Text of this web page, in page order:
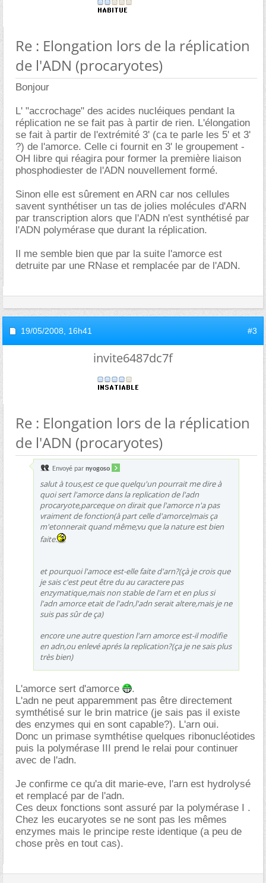
Re : Elongation lors de la réplication
de l'ADN (procaryotes)
Bonjour
L' "accrochage" des acides nucléiques pendant la
réplication ne se fait pas à partir de rien. L'élongation
se fait à partir de l'extrémité 3' (ca te parle les 5' et 3'
?) de l'amorce. Celle ci fournit en 3' le groupement -
OH libre qui réagira pour former la première liaison
phosphodiester de l'ADN nouvellement formé.
Sinon elle est sûrement en ARN car nos cellules
savent synthétiser un tas de jolies molécules d'ARN
par transcription alors que l'ADN n'est synthétisé par
l'ADN polymérase que durant la réplication.
Il me semble bien que par la suite l'amorce est
detruite par une RNase et remplacée par de l'ADN.
19/05/2008, 16h41 #3
invite6487dc7f
Re : Elongation lors de la réplication
de l'ADN (procaryotes)
Envoyé par nyogoso
salut à tous,est ce que quelqu'un pourrait me dire à
quoi sert l'amorce dans la replication de l'adn
procaryote,parceque on dirait que l'amorce n'a pas
vraiment de fonction(à part celle d'amorce)mais ça
m'etonnerait quand même;vu que la nature est bien
faite.
et pourquoi l'amoce est-elle faite d'arn?(çà je crois que
je sais c'est peut être du au caractere pas
enzymatique,mais non stable de l'arn et en plus si
l'adn amorce etait de l'adn,l'adn serait altere,mais je ne
suis pas sûr de ça)
encore une autre question l'arn amorce est-il modifie
en adn,ou enlevé aprés la replication?(ça je ne sais plus
très bien)
L'amorce sert d'amorce
.
L'adn ne peut apparemment pas être directement
symthétisé sur le brin matrice (je sais pas il existe
des enzymes qui en sont capable?). L'arn oui.
Donc un primase symthétise quelques ribonucléotides
puis la polymérase III prend le relai pour continuer
avec de l'adn.
Je confirme ce qu'a dit marie-eve, l'arn est hydrolysé
et remplacé par de l'adn.
Ces deux fonctions sont assuré par la polymérase I .
Chez les eucaryotes se ne sont pas les mêmes
enzymes mais le principe reste identique (a peu de
chose près en tout cas).